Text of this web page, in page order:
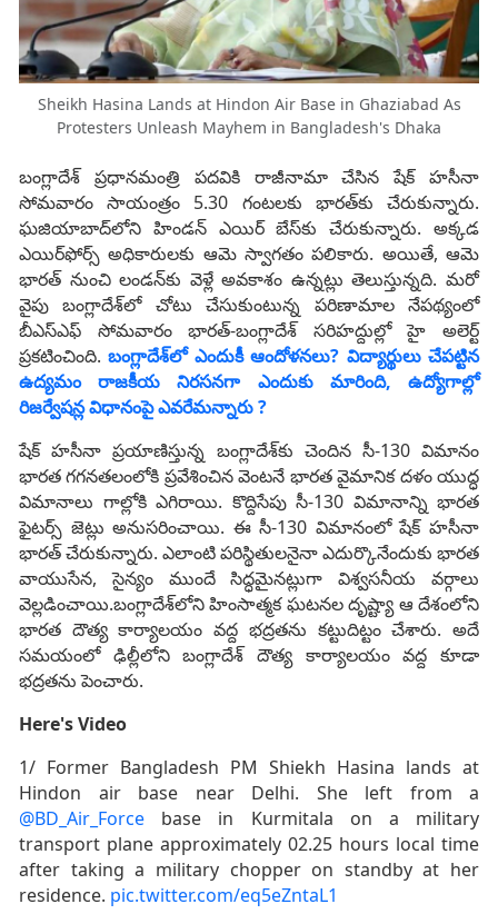
Sheikh Hasina Lands at Hindon Air Base in Ghaziabad As
Protesters Unleash Mayhem in Bangladesh's Dhaka
బంగ్లాదేశ్ ప్రధానమంత్రి పదవికి రాజీనామా చేసిన షేక్ హసీనా
సోమవారం సాయంత్రం 5.30 గంటలకు భారత్‌కు చేరుకున్నారు.
ఘజియాబాద్‌లోని హిండన్‌ ఎయిర్‌ బేస్‌కు చేరుకున్నారు. అక్కడ
ఎయిర్‌ఫోర్స్‌ అధికారులకు ఆమె స్వాగతం పలికారు. అయితే, ఆమె
భారత్‌ నుంచి లండన్‌కు వెళ్లే అవకాశం ఉన్నట్లు తెలుస్తున్నది. మరో
వైపు బంగ్లాదేశ్‌లో చోటు చేసుకుంటున్న పరిణామాల నేపథ్యంలో
బీఎస్‌ఎఫ్‌ సోమవారం భారత్‌-బంగ్లాదేశ్‌ సరిహద్దుల్లో హై అలెర్ట్‌
ప్రకటించింది.బంగ్లాదేశ్‌‌లో ఎందుకీ ఆందోళనలు? విద్యార్థులు చేపట్టిన
ఉద్యమం రాజకీయ నిరసనగా ఎందుకు మారింది, ఉద్యోగాల్లో
రిజర్వేషన్ల విధానంపై ఎవరేమన్నారు ?
షేక్ హసీనా ప్రయాణిస్తున్న బంగ్లాదేశ్‌కు చెందిన సీ-130 విమానం
భారత గగనతలంలోకి ప్రవేశించిన వెంటనే భారత వైమానిక దళం యుద్ధ
విమానాలు గాల్లోకి ఎగిరాయి. కొద్దిసేపు సీ-130 విమానాన్ని భారత
ఫైటర్స్ జెట్లు అనుసరించాయి. ఈ సీ-130 విమానంలో షేక్ హసీనా
భారత్ చేరుకున్నారు. ఎలాంటి పరిస్థితులనైనా ఎదుర్కొనేందుకు భారత
వాయుసేన, సైన్యం ముందే సిద్ధమైనట్లుగా విశ్వసనీయ వర్గాలు
వెల్లడించాయి.బంగ్లాదేశ్‌లోని హింసాత్మక ఘటనల దృష్ట్యా ఆ దేశంలోని
భారత దౌత్య కార్యాలయం వద్ద భద్రతను కట్టుదిట్టం చేశారు. అదే
సమయంలో ఢిల్లీలోని బంగ్లాదేశ్ దౌత్య కార్యాలయం వద్ద కూడా
భద్రతను పెంచారు.
Here's Video
1/ Former Bangladesh PM Shiekh Hasina lands at
Hindon air base near Delhi. She left from a
@BD_Air_Force base in Kurmitala on a military
transport plane approximately 02.25 hours local time
after taking a military chopper on standby at her
residence. pic.twitter.com/eq5eZntaL1